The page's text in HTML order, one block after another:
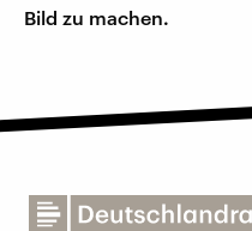
Bild zu machen.